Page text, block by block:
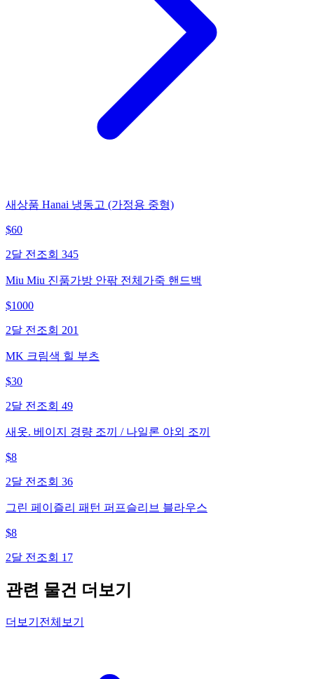
새상품 Hanai 냉동고 (가정용 중형)
$60
2달 전 조회 345
Miu Miu 진품가방 안팎 전체가죽 핸드백
$1000
2달 전 조회 201
MK 크림색 힐 부츠
$30
2달 전 조회 49
새옷. 베이지 경량 조끼 / 나일론 야외 조끼
$8
2달 전 조회 36
그린 페이즐리 패턴 퍼프슬리브 블라우스
$8
2달 전 조회 17
관련 물건 더보기
더보기 전체보기